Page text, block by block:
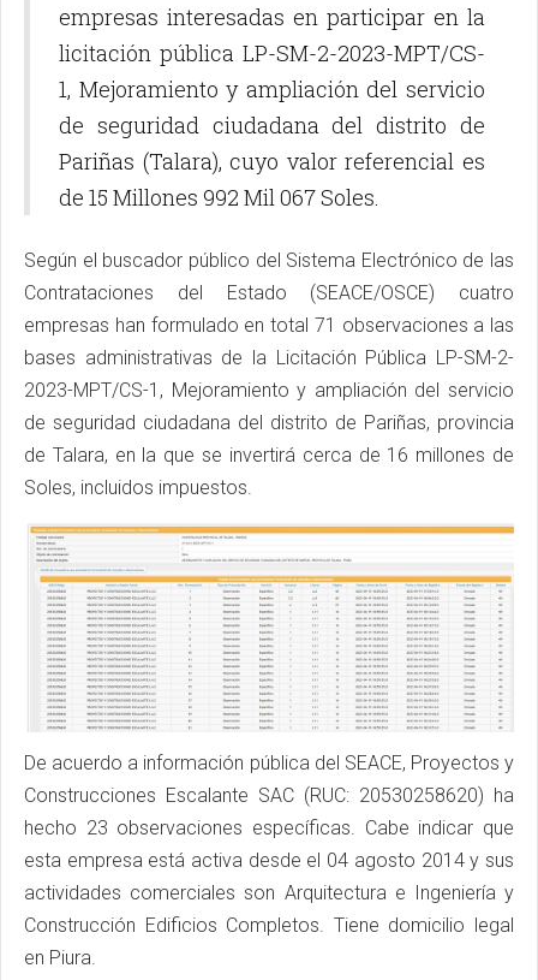
empresas interesadas en participar en la
licitación pública LP-SM-2-2023-MPT/CS-
1, Mejoramiento y ampliación del servicio
de seguridad ciudadana del distrito de
Pariñas (Talara), cuyo valor referencial es
de 15 Millones 992 Mil 067 Soles.
Según el buscador público del Sistema Electrónico de las
Contrataciones del Estado (SEACE/OSCE) cuatro
empresas han formulado en total 71 observaciones a las
bases administrativas de la Licitación Pública LP-SM-2-
2023-MPT/CS-1, Mejoramiento y ampliación del servicio
de seguridad ciudadana del distrito de Pariñas, provincia
de Talara, en la que se invertirá cerca de 16 millones de
Soles, incluidos impuestos.
De acuerdo a información pública del SEACE, Proyectos y
Construcciones Escalante SAC (RUC: 20530258620) ha
hecho 23 observaciones específicas. Cabe indicar que
esta empresa está activa desde el 04 agosto 2014 y sus
actividades comerciales son Arquitectura e Ingeniería y
Construcción Edificios Completos. Tiene domicilio legal
en Piura.